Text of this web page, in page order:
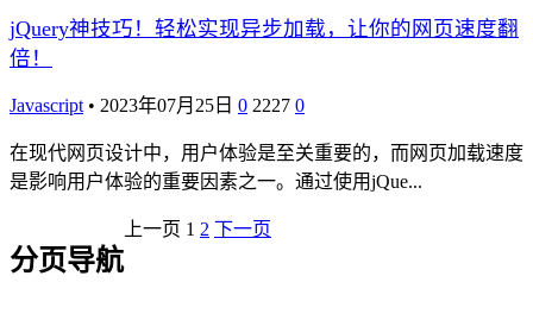
jQuery神技巧！轻松实现异步加载，让你的网页速度翻
倍！
Javascript • 2023年07月25日 0 2227 0
在现代网页设计中，用户体验是至关重要的，而网页加载速度
是影响用户体验的重要因素之一。通过使用jQue...
分页导航
上一页 1 2 下一页